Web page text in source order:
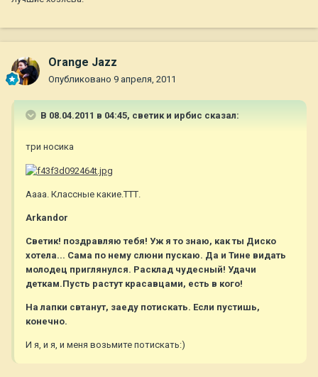
Orange Jazz
Опубликовано 9 апреля, 2011
В 08.04.2011 в 04:45, светик и ирбис сказал:
три носика
Аааа. Классные какие.ТТТ.
Arkandor
Светик! поздравляю тебя! Уж я то знаю, как ты Диско
хотела... Сама по нему слюни пускаю. Да и Тине видать
молодец приглянулся. Расклад чудесный! Удачи
деткам.Пусть растут красавцами, есть в кого!
На лапки свтанут, заеду потискать. Если пустишь,
конечно.
И я, и я, и меня возьмите потискать:)